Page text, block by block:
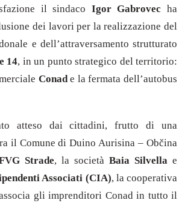
il sindaco Igor Gabrovec ha
dei lavori per la realizzazione del
e dell’attraversamento strutturato
14, in un punto strategico del territorio:
Conade la fermata dell’autobus
atteso dai cittadini, frutto di una
il Comune di Duino Aurisina – Občina
Strade, la società Baia Silvella e
Associati (CIA), la cooperativa
gli imprenditori Conad in tutto il